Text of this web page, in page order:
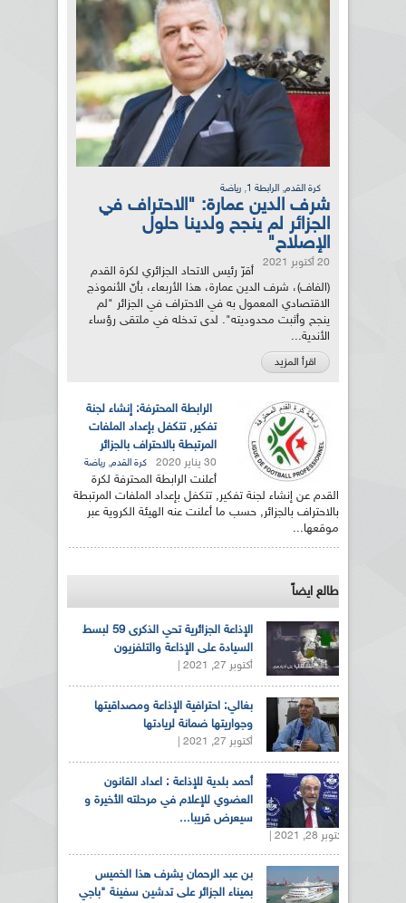
كرة القدم, الرابطة 1 , رياضة
شرف الدين عمارة: "الاحتراف في
الجزائر لم ينجح ولدينا حلول
الإصلاح"
20 أكتوبر 2021
أقرّ رئيس الاتحاد الجزائري لكرة القدم
(الفاف)، شرف الدين عمارة، هذا الأربعاء، بأنّ الأنموذج
الاقتصادي المعمول به في الاحتراف في الجزائر "لم
ينجح وأثبت محدوديته". لدى تدخله في ملتقى رؤساء
الأندية...
اقرأ المزيد
الرابطة المحترفة: إنشاء لجنة
تفكير, تتكفل بإعداد الملفات
المرتبطة بالاحتراف بالجزائر
30 يناير 2020 كرة القدم, رياضة
أعلنت الرابطة المحترفة لكرة
القدم عن إنشاء لجنة تفكير, تتكفل بإعداد الملفات المرتبطة
بالاحتراف بالجزائر, حسب ما أعلنت عنه الهيئة الكروية عبر
موقعها...
طالع ايضاً
الإذاعة الجزائرية تحي الذكرى 59 لبسط
السيادة على الإذاعة والتلفزيون
أكتوبر 27, 2021 |
بغالي: احترافية الإذاعة ومصداقيتها
وجواريتها ضمانة لريادتها
أكتوبر 27, 2021 |
أحمد بلدية للإذاعة : اعداد القانون
العضوي للإعلام في مرحلته الأخيرة و
سيعرض قريبا...
أكتوبر 28, 2021 |
بن عبد الرحمان يشرف هذا الخميس
بميناء الجزائر على تدشين سفينة "باجي